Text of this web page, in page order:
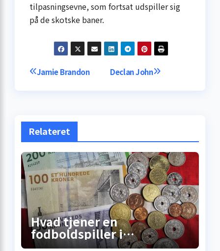
tilpasningsevne, som fortsat udspiller sig
på de skotske baner.
Indlægsnavigation
Declan John
Jamie Brandon
Relateret
Hvad tjener en
fodboldspiller i
Superligaen? Sandheden